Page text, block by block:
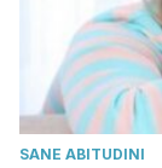
SANE ABITUDINI